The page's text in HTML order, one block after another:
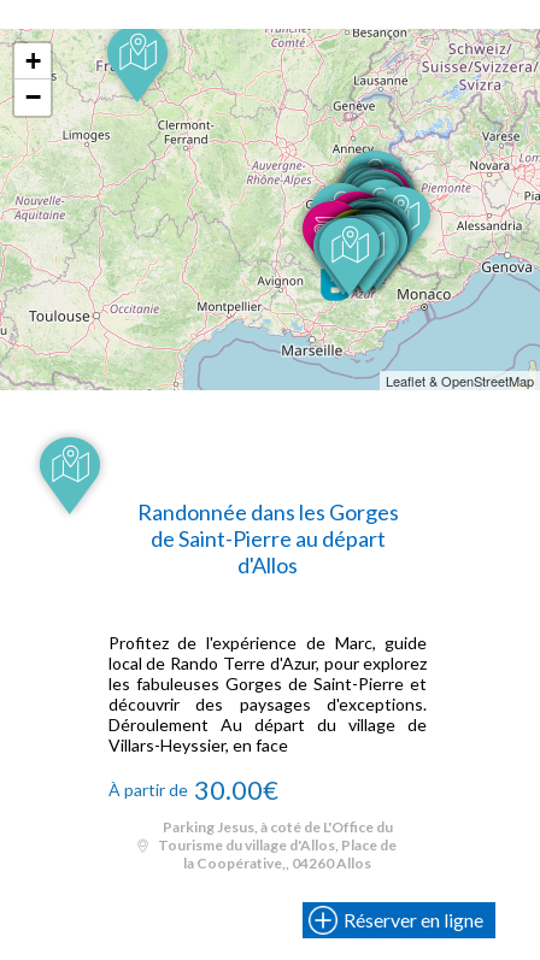
+
−
Leaflet & OpenStreetMap
Randonnée dans les Gorges
de Saint-Pierre au départ
d'Allos
Profitez de l'expérience de Marc, guide
local de Rando Terre d'Azur, pour explorez
les fabuleuses Gorges de Saint-Pierre et
découvrir des paysages d'exceptions.
Déroulement Au départ du village de
Villars-Heyssier, en face
À partir de 30.00€
Parking Jesus, à coté de L'Office du
Tourisme du village d'Allos, Place de
la Coopérative,, 04260 Allos
Réserver en ligne